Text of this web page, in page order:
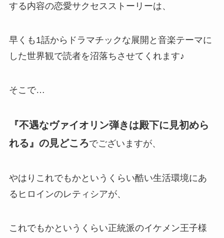
する内容の恋愛サクセスストーリーは、
早くも1話からドラマチックな展開と音楽テーマに
した世界観で読者を沼落ちさせてくれます♪
そこで…
『不遇なヴァイオリン弾きは殿下に見初めら
れる』の見どころでございますが、
やはりこれでもかというくらい酷い生活環境にあ
るヒロインのレティシアが、
これでもかというくらい正統派のイケメン王子様